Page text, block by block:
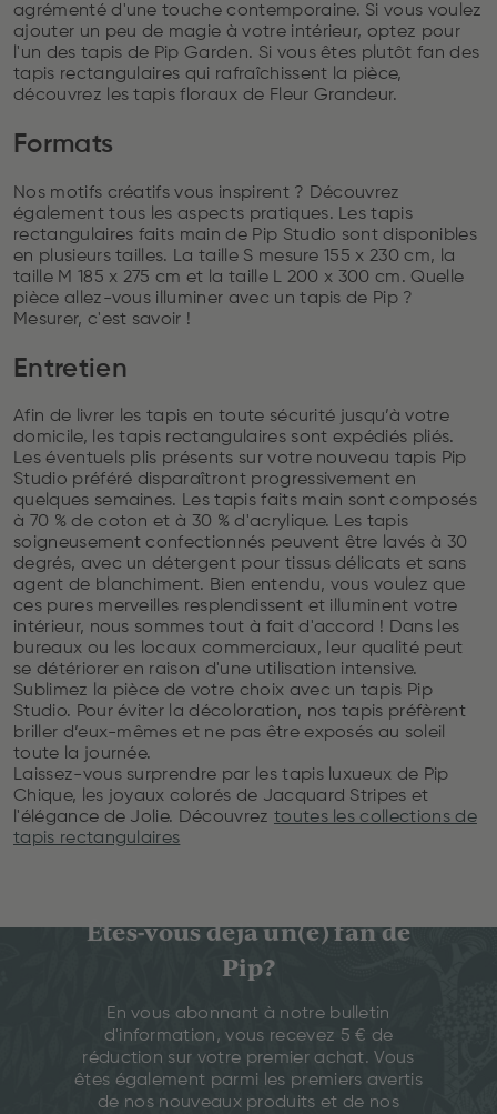
agrémenté d'une touche contemporaine. Si vous voulez
ajouter un peu de magie à votre intérieur, optez pour
l'un des tapis de Pip Garden. Si vous êtes plutôt fan des
tapis rectangulaires qui rafraîchissent la pièce,
découvrez les tapis floraux de Fleur Grandeur.
Formats
Nos motifs créatifs vous inspirent ? Découvrez
également tous les aspects pratiques. Les tapis
rectangulaires faits main de Pip Studio sont disponibles
en plusieurs tailles. La taille S mesure 155 x 230 cm, la
taille M 185 x 275 cm et la taille L 200 x 300 cm. Quelle
pièce allez-vous illuminer avec un tapis de Pip ?
Mesurer, c'est savoir !
Entretien
Afin de livrer les tapis en toute sécurité jusqu’à votre
domicile, les tapis rectangulaires sont expédiés pliés.
Les éventuels plis présents sur votre nouveau tapis Pip
Studio préféré disparaîtront progressivement en
quelques semaines. Les tapis faits main sont composés
à 70 % de coton et à 30 % d'acrylique. Les tapis
soigneusement confectionnés peuvent être lavés à 30
degrés, avec un détergent pour tissus délicats et sans
agent de blanchiment. Bien entendu, vous voulez que
ces pures merveilles resplendissent et illuminent votre
intérieur, nous sommes tout à fait d'accord ! Dans les
bureaux ou les locaux commerciaux, leur qualité peut
se détériorer en raison d'une utilisation intensive.
Sublimez la pièce de votre choix avec un tapis Pip
Studio. Pour éviter la décoloration, nos tapis préfèrent
briller d’eux-mêmes et ne pas être exposés au soleil
toute la journée.
Laissez-vous surprendre par les tapis luxueux de Pip
Chique, les joyaux colorés de Jacquard Stripes et
l'élégance de Jolie. Découvrez toutes les collections de
tapis rectangulaires
Êtes-vous déjà un(e) fan de
Pip?
En vous abonnant à notre bulletin
d'information, vous recevez 5 € de
réduction sur votre premier achat. Vous
êtes également parmi les premiers avertis
de nos nouveaux produits et de nos